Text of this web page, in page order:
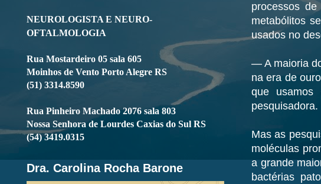
processos
metabólitos
usados no
— A maioria
na era de
que
pesquisadora.
Mas as
moléculas
a grande
bactérias
NEUROLOGISTA E NEURO-
OFTALMOLOGIA
Rua Mostardeiro 05 sala 605
Moinhos de Vento Porto Alegre RS
(51) 3314.8590
Rua Pinheiro Machado 2076 sala 803
Nossa Senhora de Lourdes Caxias do Sul RS
(54) 3419.0315
Dra. Carolina Rocha Barone